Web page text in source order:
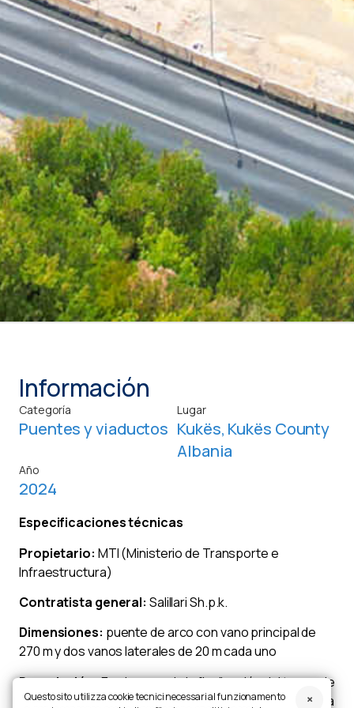
Información
Categoría
Puentes y viaductos
Lugar
Kukës, Kukës County
Albania
Año
2024
Especificaciones técnicas
Propietario: MTI (Ministerio de Transporte e
Infraestructura)
Contratista general: Salillari Sh.p.k.
Dimensiones: puente de arco con vano principal de
270 m y dos vanos laterales de 20 m cada uno
Descripción:En el marco de la finalización del tramo de
autopista de Kukës, que conecta Albania con Kosovo, la
Questo sito utilizza cookie tecnici necessari al funzionamento